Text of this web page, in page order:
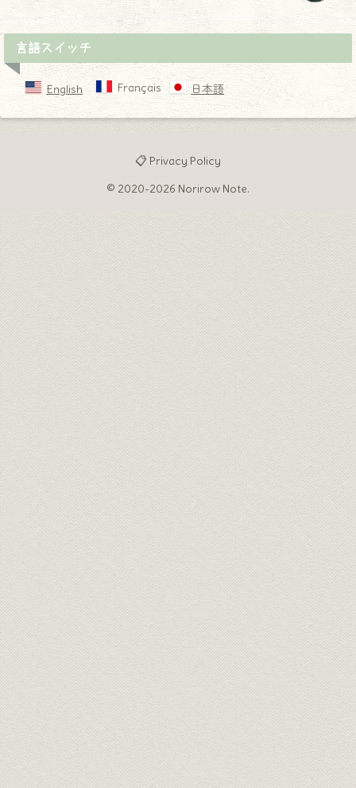
言語スイッチ
English Français 日本語
📋 Privacy Policy
© 2020-2026 Norirow Note.